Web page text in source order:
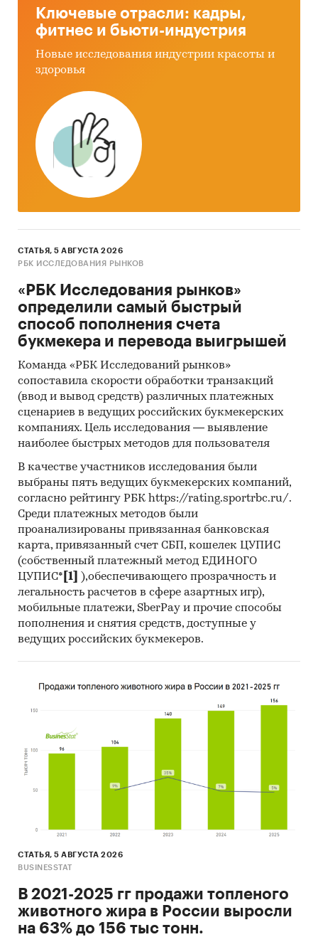
Ключевые отрасли: кадры,
фитнес и бьюти-индустрия
Новые исследования индустрии красоты и
здоровья
СТАТЬЯ, 5 АВГУСТА 2026
РБК ИССЛЕДОВАНИЯ РЫНКОВ
«РБК Исследования рынков»
определили самый быстрый
способ пополнения счета
букмекера и перевода выигрышей
Команда «РБК Исследований рынков»
сопоставила скорости обработки транзакций
(ввод и вывод средств) различных платежных
сценариев в ведущих российских букмекерских
компаниях. Цель исследования — выявление
наиболее быстрых методов для пользователя
В качестве участников исследования были
выбраны пять ведущих букмекерских компаний,
согласно рейтингу РБК https://rating.sportrbc.ru/.
Среди платежных методов были
проанализированы привязанная банковская
карта, привязанный счет СБП, кошелек ЦУПИС
(собственный платежный метод ЕДИНОГО
ЦУПИС* [1]
),обеспечивающего прозрачность и
легальность расчетов в сфере азартных игр),
мобильные платежи, SberPay и прочие способы
пополнения и снятия средств, доступные у
ведущих российских букмекеров.
СТАТЬЯ, 5 АВГУСТА 2026
BUSINESSTAT
В 2021-2025 гг продажи топленого
животного жира в России выросли
на 63% до 156 тыс тонн.